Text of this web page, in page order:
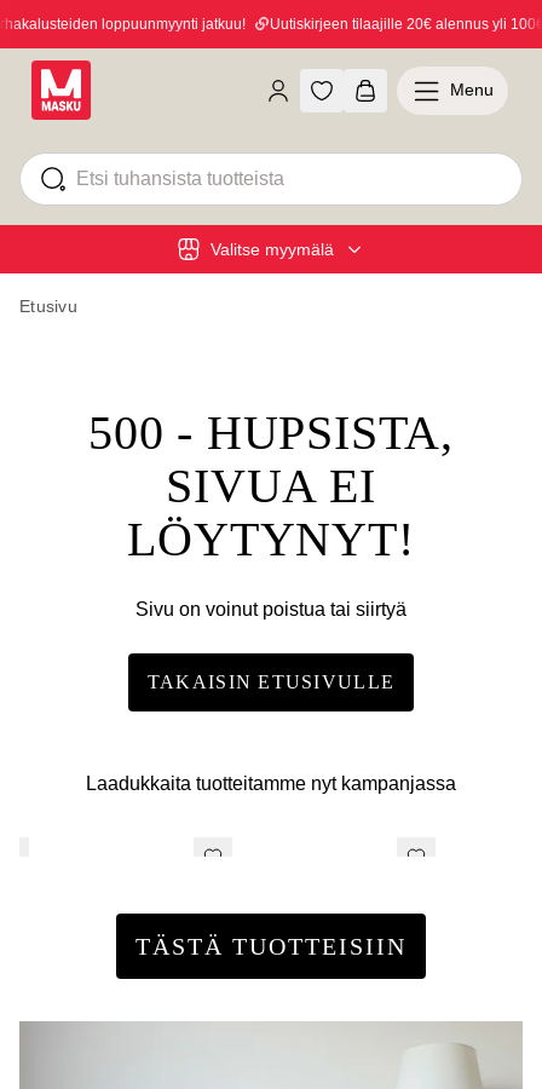
loppuunmyynti jatkuu! Uutiskirjeen tilaajille 20€ alennus yli 100€
Valitse myymälä
Menu
Etusivu
500 - HUPSISTA,
SIVUA EI
LÖYTYNYT!
Sivu on voinut poistua tai siirtyä
TAKAISIN ETUSIVULLE
Laadukkaita tuotteitamme nyt kampanjassa
TÄSTÄ TUOTTEISIIN